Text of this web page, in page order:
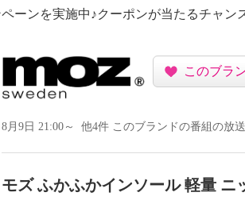
ーンを実施中♪クーポンが当たるチャン
このブラ
8月9日 21:00～ 他4件 このブランドの番組の放
モズ ふかふかインソール 軽量 ニ